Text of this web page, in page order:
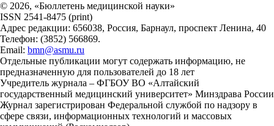
© 2026, «Бюллетень медицинской науки»
ISSN 2541-8475 (print)
Адрес редакции: 656038, Россия, Барнаул, проспект Ленина, 40
Телефон: (3852) 566869.
Email: bmn@asmu.ru
Отдельные публикации могут содержать информацию, не
предназначенную для пользователей до 18 лет
Учредитель журнала – ФГБОУ ВО «Алтайский
государственный медицинский университет» Минздрава России
Журнал зарегистрирован Федеральной службой по надзору в
сфере связи, информационных технологий и массовых